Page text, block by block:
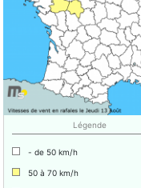
Légende
- de 50 km/h
50 à 70 km/h